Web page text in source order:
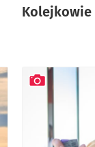
Kolejkowie